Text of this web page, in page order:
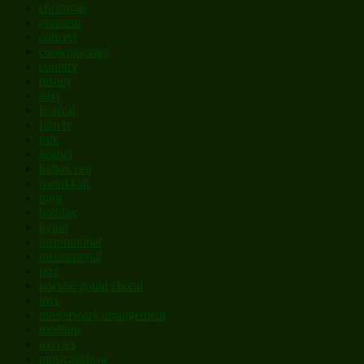
christmas
classical
concert
contemporary
country
disney
easy
festival
film/tv
folk
gospel
halloween
hanukkah
high
holiday
hymn
inspirational
instructional
jazz
lawson gould choral
love
masterwork arrangement
medium
movies
musical/show